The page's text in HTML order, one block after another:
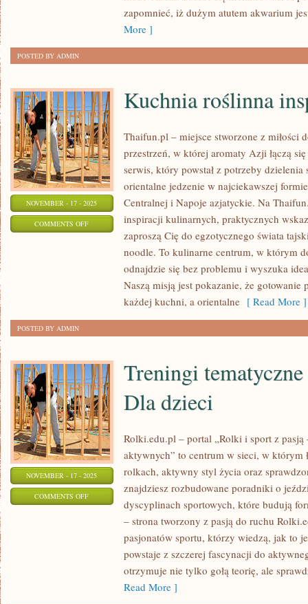
SENTENCJE?
zapomnieć, iż dużym atutem akwarium
More ]
POSTED BY ADMIN
NOVEMBER - 17 - 2025
COMMENTS OFFON
INSPIROWANA
Kuchnia roślinna
Thaifun.pl – miejsce stworzone z miłości
przestrzeń, w której aromaty Azji łączą
serwis, który powstał z potrzeby
orientalne jedzenie w najciekawszej
Centralnej i Napoje azjatyckie. Na
inspiracji kulinarnych, praktycznych
zaproszą Cię do egzotycznego świata
noodle. To kulinarne centrum, w którym
odnajdzie się bez problemu i wyszuka
Naszą misją jest pokazanie, że gotowanie
każdej kuchni, a orientalne [ Read More ]
POSTED BY ADMIN
NOVEMBER - 17 - 2025
COMMENTS OFFON
Treningi
Dla dzieci
Rolki.edu.pl – portal „Rolki i sport z pasją
aktywnych” to centrum w sieci, w którym
rolkach, aktywny styl życia oraz
znajdziesz rozbudowane poradniki o
dyscyplinach sportowych, które budują
– strona tworzony z pasją do ruchu
pasjonatów sportu, którzy wiedzą, jak to
powstaje z szczerej fascynacji do
otrzymuje nie tylko gołą teorię, ale
Read More ]